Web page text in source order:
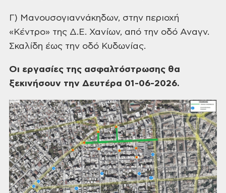
Γ) Μανουσογιαννάκηδων, στην περιοχή
«Κέντρο» της Δ.Ε. Χανίων, από την οδό Αναγν.
Σκαλίδη έως την οδό Κυδωνίας.
Οι εργασίες της ασφαλτόστρωσης θα
ξεκινήσουν την Δευτέρα 01-06-2026.